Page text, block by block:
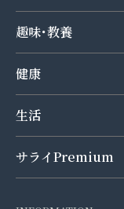
趣味･教養
健康
生活
サライPremium